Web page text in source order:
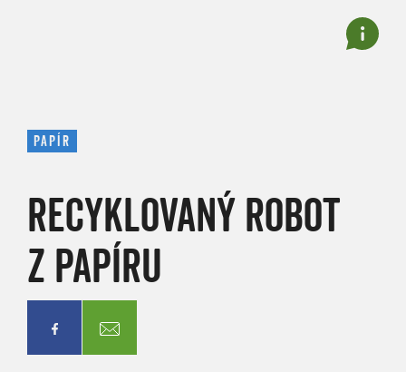
PAPÍR
RECYKLOVANÝ ROBOT
Z PAPÍRU